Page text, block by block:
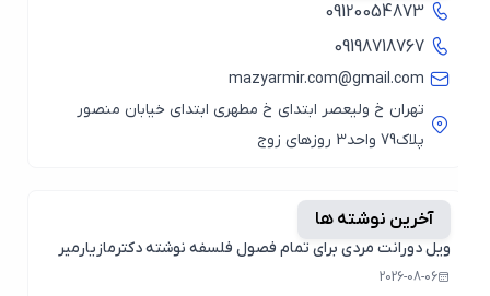
09120054873
09198718767
mazyarmir.com@gmail.com
تهران خ ولیعصر ابتدای خ مطهری ابتدای خیابان منصور
آخرین نوشته ها
ویل دورانت مردی برای تمام فصول فلسفه نوشته دکترمازیارمیر
2026-08-06